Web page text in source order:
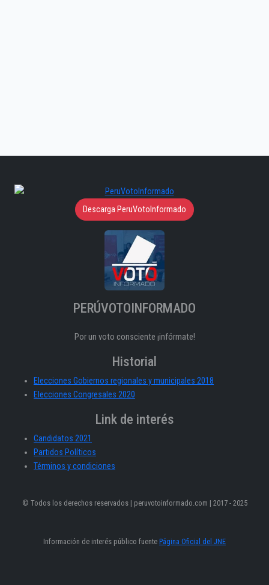
Descarga PeruVotoInformado
PERÚVOTOINFORMADO
Por un voto consciente ¡infórmate!
Historial
Elecciones Gobiernos regionales y municipales 2018
Elecciones Congresales 2020
Link de interés
Candidatos 2021
Partidos Políticos
Términos y condiciones
© Todos los derechos reservados | peruvotoinformado.com | 2017 - 2025
Información de interés público fuente Página Oficial del JNE